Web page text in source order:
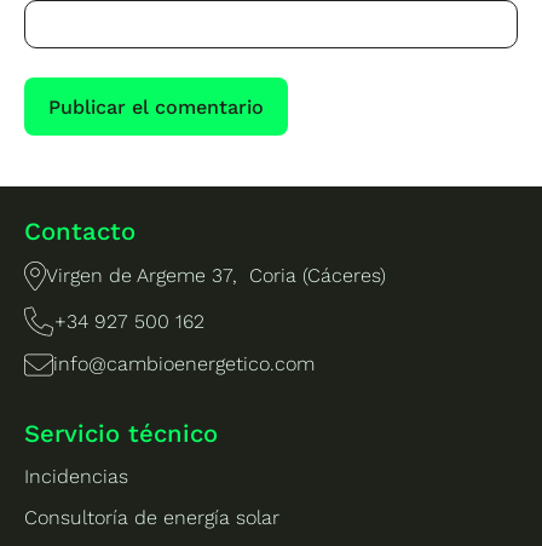
Contacto
Virgen de Argeme 37, Coria (Cáceres)
+34 927 500 162
info@cambioenergetico.com
Servicio técnico
Incidencias
Consultoría de energía solar